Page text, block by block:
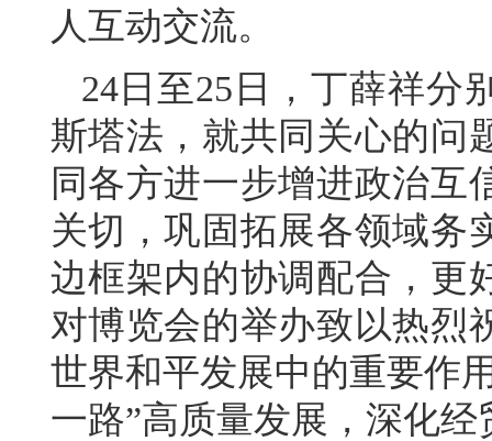
人互动交流。
24日至25日，丁薛祥分
斯塔法，就共同关心的问
同各方进一步增进政治互
关切，巩固拓展各领域务
边框架内的协调配合，更
对博览会的举办致以热烈
世界和平发展中的重要作
一路”高质量发展，深化